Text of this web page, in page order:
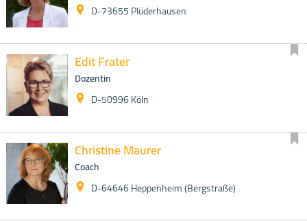
D-73655 Plüderhausen
Edit Frater
Dozentin
D-50996 Köln
Christine Maurer
Coach
D-64646 Heppenheim (Bergstraße)